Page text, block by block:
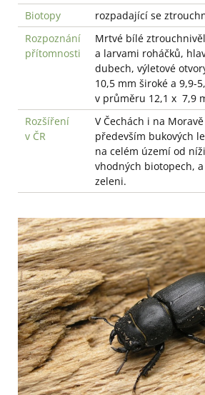
Biotopy
rozpadající se
Rozpoznání
přítomnosti
Mrtvé bílé
a larvami roháčků,
dubech, výletové
10,5 mm široké a 9,9-
v průměru 12,1 x 7,9
Rozšíření
v ČR
V Čechách i na
především bukových
na celém území od
vhodných biotopech,
zeleni.